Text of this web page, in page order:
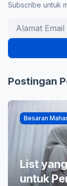
Subscribe untuk
Postingan
Besaran
List
untuk